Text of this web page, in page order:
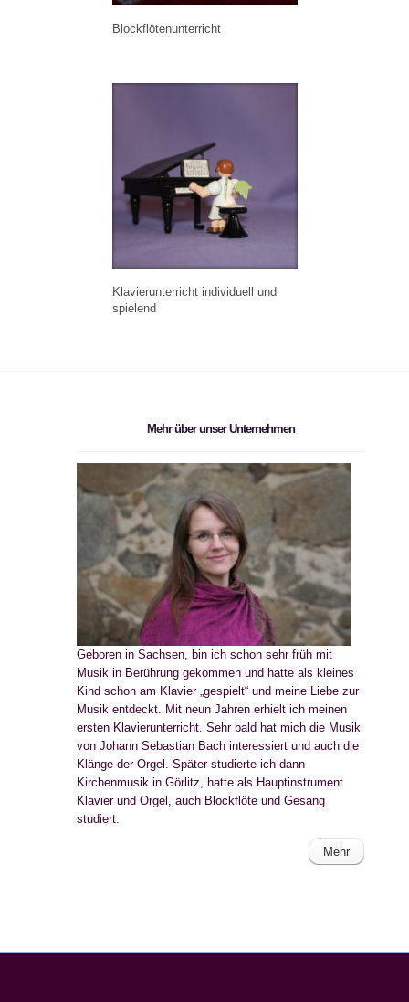
Blockflötenunterricht
Klavierunterricht individuell und
spielend
Mehr über unser Unternehmen
Geboren in Sachsen, bin ich schon sehr früh mit
Musik in Berührung gekommen und hatte als kleines
Kind schon am Klavier „gespielt“ und meine Liebe zur
Musik entdeckt. Mit neun Jahren erhielt ich meinen
ersten Klavierunterricht. Sehr bald hat mich die Musik
von Johann Sebastian Bach interessiert und auch die
Klänge der Orgel. Später studierte ich dann
Kirchenmusik in Görlitz, hatte als Hauptinstrument
Klavier und Orgel, auch Blockflöte und Gesang
studiert.
Mehr